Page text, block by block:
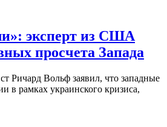
эксперт из США
просчета Запада
Ричард Вольф заявил, что западные
в рамках украинского кризиса,